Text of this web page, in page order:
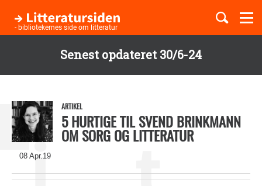
Senest opdateret 30/6-24
hovedindhold
- bibliotekernes side om litteratur
Børnebøger
08 Apr.19
ARTIKEL
5 HURTIGE TIL SVEND BRINKMANN
OM SORG OG LITTERATUR